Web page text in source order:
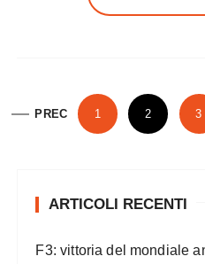
PREC 1 2 3
ARTICOLI RECENTI
F3: vittoria del mondiale